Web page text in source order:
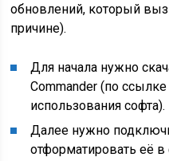
обновлений, который
причине).
Для начала нужно
Commander (по
использования софта).
Далее нужно
отформатировать её в